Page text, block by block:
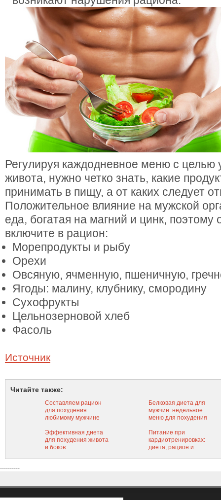
Регулируя каждодневное меню с
живота, нужно четко знать, какие
принимать в пищу, а от каких следует
Положительное влияние на мужской
еда, богатая на магний и цинк, поэтому
включите в рацион:
Морепродукты и рыбу
Орехи
Овсяную, ячменную, пшеничную,
Ягоды: малину, клубнику, смородину
Сухофрукты
Цельнозерновой хлеб
Фасоль
Источник
Читайте также:
Составляем рацион
для похудения
любимому мужчине
Белковая диета для
мужчин: недельное
меню для похудения
Эффективная диета
для похудения живота
и боков
Питание при
кардиотренировках:
диета, рацион и
----------